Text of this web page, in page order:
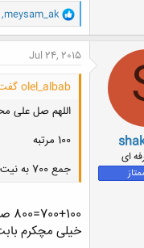
مشاهده پیوست
سلام
فرج آقا
این حرفا از
باید در
دعا برای
موفق و سلامت
و
ا
ک
ش
ا
meysam_ak
,
ای
Jul 24, 2015
olel_albab گفت:
اللهم صل علی
100 مرتبه
جمع 700 به نیت سلامتی وفرج صاحب الزمان عج
700+100=800 صلوات
خیلی مچکرم